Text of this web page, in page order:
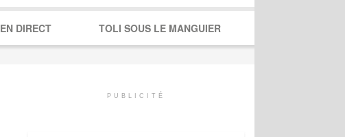
EN DIRECT TOLI SOUS LE MANGUIER
PUBLICITÉ